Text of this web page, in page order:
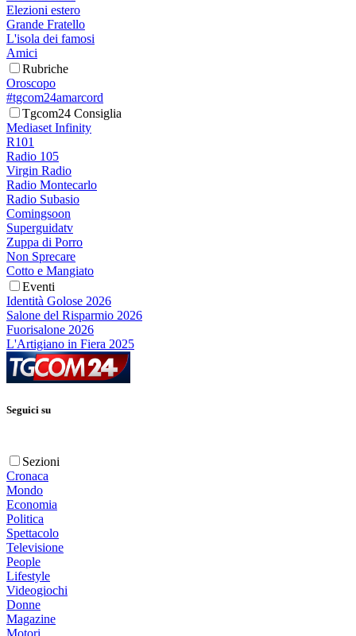
Elezioni estero
Grande Fratello
L'isola dei famosi
Amici
Rubriche
Oroscopo
#tgcom24amarcord
Tgcom24 Consiglia
Mediaset Infinity
R101
Radio 105
Virgin Radio
Radio Montecarlo
Radio Subasio
Comingsoon
Superguidatv
Zuppa di Porro
Non Sprecare
Cotto e Mangiato
Eventi
Identità Golose 2026
Salone del Risparmio 2026
Fuorisalone 2026
L'Artigiano in Fiera 2025
Seguici su
Sezioni
Cronaca
Mondo
Economia
Politica
Spettacolo
Televisione
People
Lifestyle
Videogiochi
Donne
Magazine